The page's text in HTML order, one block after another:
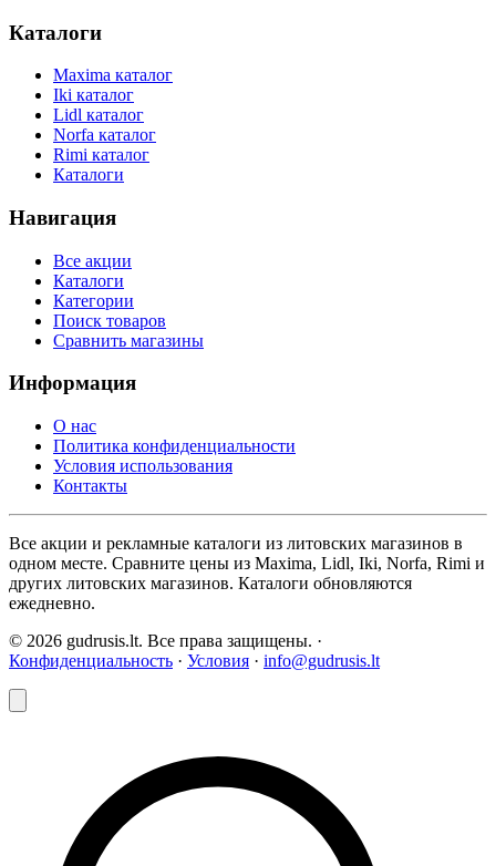
Каталоги
Maxima каталог
Iki каталог
Lidl каталог
Norfa каталог
Rimi каталог
Каталоги
Навигация
Все акции
Каталоги
Категории
Поиск товаров
Сравнить магазины
Информация
О нас
Политика конфиденциальности
Условия использования
Контакты
Все акции и рекламные каталоги из литовских магазинов в
одном месте. Сравните цены из Maxima, Lidl, Iki, Norfa, Rimi и
других литовских магазинов. Каталоги обновляются
ежедневно.
© 2026 gudrusis.lt. Все права защищены. ·
Конфиденциальность · Условия · info@gudrusis.lt